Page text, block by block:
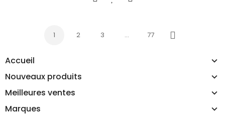
Accueil
Nouveaux produits
Meilleures ventes
Marques
1 2 3 … 77
Suivant